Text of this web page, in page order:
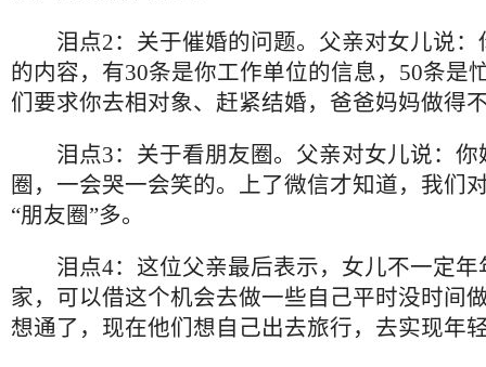
泪点2：关于催婚的问题。父亲对女儿说：
的内容，有30条是你工作单位的信息，50条是
们要求你去相对象、赶紧结婚，爸爸妈妈做得
泪点3：关于看朋友圈。父亲对女儿说：你
圈，一会哭一会笑的。上了微信才知道，我们
“朋友圈”多。
泪点4：这位父亲最后表示，女儿不一定年
家，可以借这个机会去做一些自己平时没时间
想通了，现在他们想自己出去旅行，去实现年